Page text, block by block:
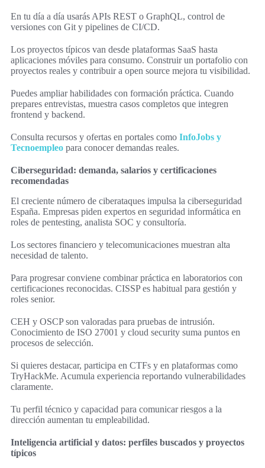
En tu día a día usarás APIs REST o GraphQL, control de
versiones con Git y pipelines de CI/CD.
Los proyectos típicos van desde plataformas SaaS hasta
aplicaciones móviles para consumo. Construir un portafolio con
proyectos reales y contribuir a open source mejora tu visibilidad.
Puedes ampliar habilidades con formación práctica. Cuando
prepares entrevistas, muestra casos completos que integren
frontend y backend.
Consulta recursos y ofertas en portales como InfoJobs y
Tecnoempleo para conocer demandas reales.
Ciberseguridad: demanda, salarios y certificaciones
recomendadas
El creciente número de ciberataques impulsa la ciberseguridad
España. Empresas piden expertos en seguridad informática en
roles de pentesting, analista SOC y consultoría.
Los sectores financiero y telecomunicaciones muestran alta
necesidad de talento.
Para progresar conviene combinar práctica en laboratorios con
certificaciones reconocidas. CISSP es habitual para gestión y
roles senior.
CEH y OSCP son valoradas para pruebas de intrusión.
Conocimiento de ISO 27001 y cloud security suma puntos en
procesos de selección.
Si quieres destacar, participa en CTFs y en plataformas como
TryHackMe. Acumula experiencia reportando vulnerabilidades
claramente.
Tu perfil técnico y capacidad para comunicar riesgos a la
dirección aumentan tu empleabilidad.
Inteligencia artificial y datos: perfiles buscados y proyectos
típicos